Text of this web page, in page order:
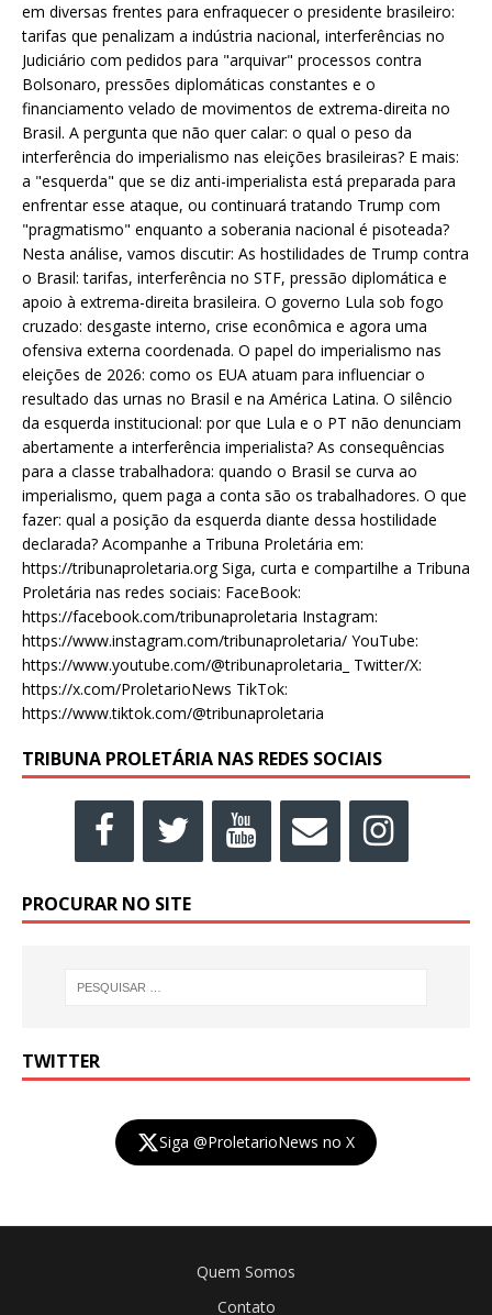
em diversas frentes para enfraquecer o presidente brasileiro:
tarifas que penalizam a indústria nacional, interferências no
Judiciário com pedidos para "arquivar" processos contra
Bolsonaro, pressões diplomáticas constantes e o
financiamento velado de movimentos de extrema-direita no
Brasil. A pergunta que não quer calar: o qual o peso da
interferência do imperialismo nas eleições brasileiras? E mais:
a "esquerda" que se diz anti-imperialista está preparada para
enfrentar esse ataque, ou continuará tratando Trump com
"pragmatismo" enquanto a soberania nacional é pisoteada?
Nesta análise, vamos discutir: As hostilidades de Trump contra
o Brasil: tarifas, interferência no STF, pressão diplomática e
apoio à extrema-direita brasileira. O governo Lula sob fogo
cruzado: desgaste interno, crise econômica e agora uma
ofensiva externa coordenada. O papel do imperialismo nas
eleições de 2026: como os EUA atuam para influenciar o
resultado das urnas no Brasil e na América Latina. O silêncio
da esquerda institucional: por que Lula e o PT não denunciam
abertamente a interferência imperialista? As consequências
para a classe trabalhadora: quando o Brasil se curva ao
imperialismo, quem paga a conta são os trabalhadores. O que
fazer: qual a posição da esquerda diante dessa hostilidade
declarada? Acompanhe a Tribuna Proletária em:
https://tribunaproletaria.org Siga, curta e compartilhe a Tribuna
Proletária nas redes sociais: FaceBook:
https://facebook.com/tribunaproletaria Instagram:
https://www.instagram.com/tribunaproletaria/ YouTube:
https://www.youtube.com/@tribunaproletaria_ Twitter/X:
https://x.com/ProletarioNews TikTok:
https://www.tiktok.com/@tribunaproletaria
TRIBUNA PROLETÁRIA NAS REDES SOCIAIS
PROCURAR NO SITE
TWITTER
Siga @ProletarioNews no X
Quem Somos
Contato